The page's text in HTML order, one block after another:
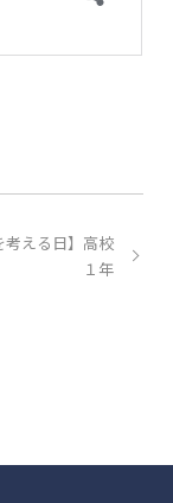
考える日】高校
１年